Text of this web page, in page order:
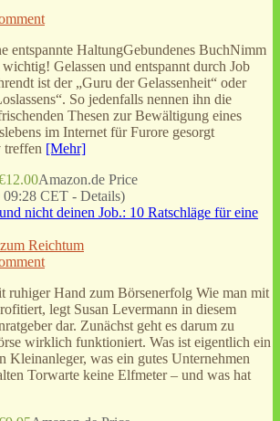
entspannte HaltungGebundenes BuchNimm
Gelassen und entspannt durch Job
ist der „Guru der Gelassenheit“ oder
So jedenfalls nennen ihn die
Thesen zur Bewältigung eines
im Internet für Furore gesorgt
treffen [Mehr]
Amazon.de Price
09:28 CET - Details)
Reichtum
ruhiger Hand zum Börsenerfolg Wie man mit
legt Susan Levermann in diesem
dar. Zunächst geht es darum zu
wirklich funktioniert. Was ist eigentlich ein
Kleinanleger, was ein gutes Unternehmen
Torwarte keine Elfmeter – und was hat